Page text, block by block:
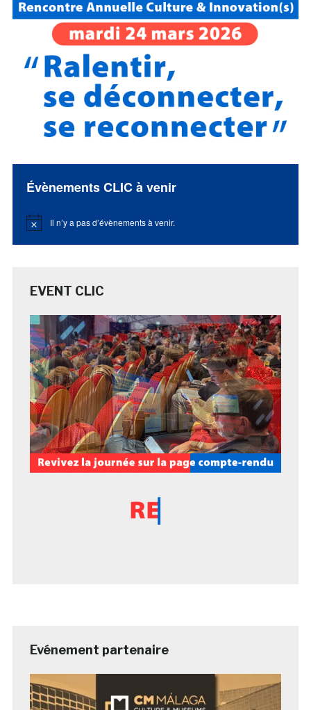
Évènements CLIC à venir
Notice Il n’y a pas d’évènements à venir.
EVENT CLIC
Evénement partenaire